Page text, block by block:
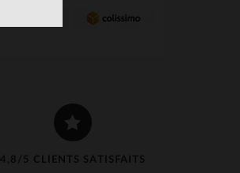
4,8/5 CLIENTS SATISFAITS